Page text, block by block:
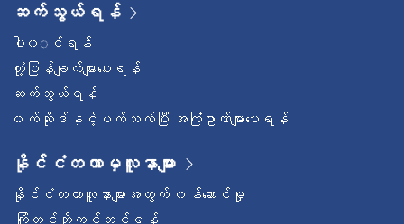
ဆက်သွယ်ရန်
ပါ၀◌င်ရန်
တုံ့ပြန်ချက်များပေးရန်
ဆက်သွယ်ရန်
၀က်ဆိုဒ်နှင့်ပက်သက်ပြီး အကြံဥာဏ်များပေးရန်
နိုင်ငံတကာမှလူနာများ
နိုင်ငံတကာလူနာများအတွက် ၀န်ဆောင်မှု
ကြိုတင်ဘိုကင်တင်ရန်